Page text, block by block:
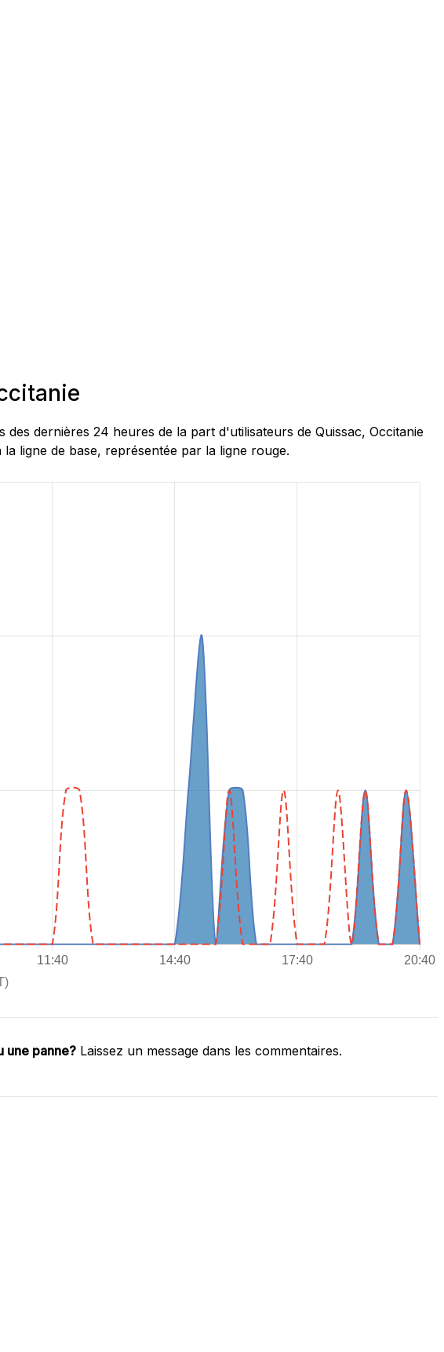
dernières 24 heures de la part d'utilisateurs de Quissac, Occitanie
ligne de base, représentée par la ligne rouge.
une panne? Laissez un message dans les commentaires.